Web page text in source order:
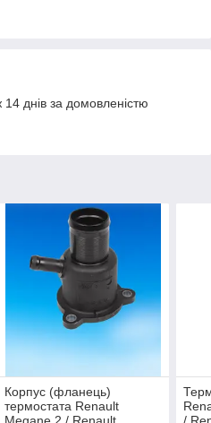
днів за домовленістю
Корпус (фланець)
термостата Renault